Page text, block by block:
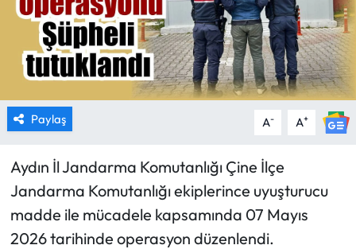
Paylaş A- A+
Aydın İl Jandarma Komutanlığı Çine İlçe
Jandarma Komutanlığı ekiplerince uyuşturucu
madde ile mücadele kapsamında 07 Mayıs
2026 tarihinde operasyon düzenlendi.
YAŞAM
RESMİ İLANLAR